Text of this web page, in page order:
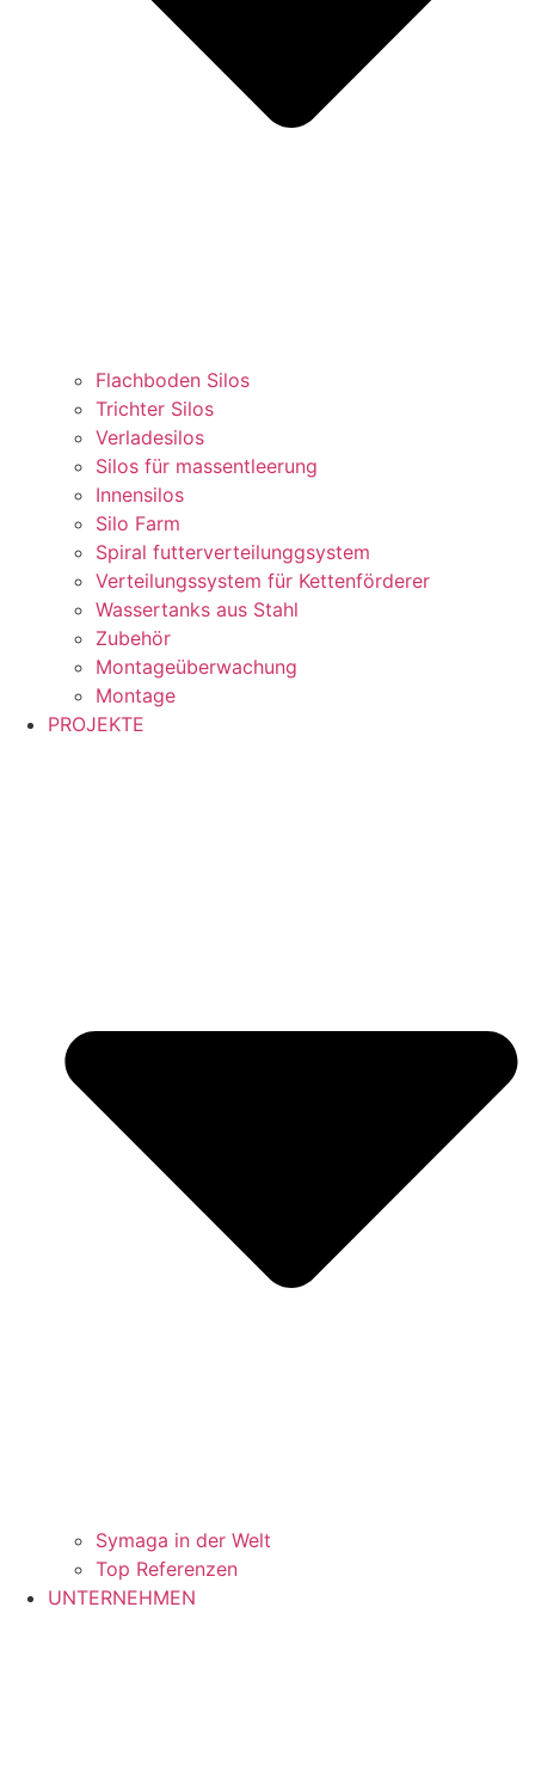
Flachboden Silos
Trichter Silos
Verladesilos
Silos für massentleerung
Innensilos
Silo Farm
Spiral futterverteilunggsystem
Verteilungssystem für Kettenförderer
Wassertanks aus Stahl
Zubehör
Montageüberwachung
Montage
PROJEKTE
Symaga in der Welt
Top Referenzen
UNTERNEHMEN